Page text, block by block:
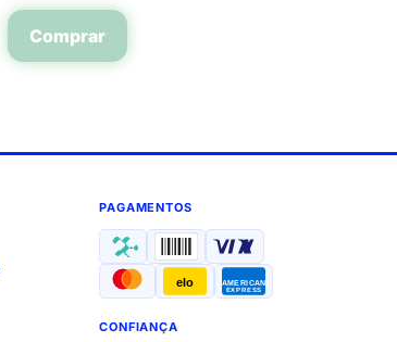
Comprar
PAGAMENTOS
elo AMERICAN
EXPRESS
CONFIANÇA